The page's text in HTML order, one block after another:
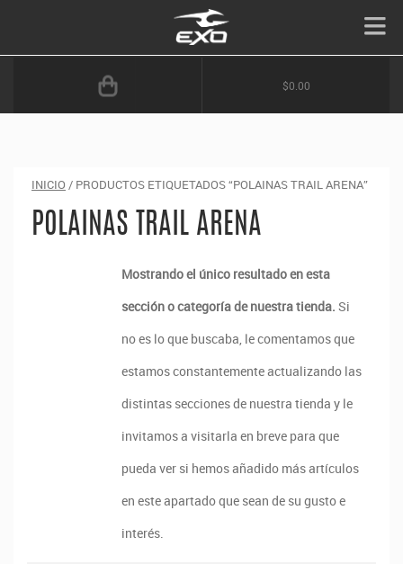
$0.00
INICIO / PRODUCTOS ETIQUETADOS “POLAINAS TRAIL ARENA”
POLAINAS TRAIL ARENA
Mostrando el único resultado en esta
sección o categoría de nuestra tienda. Si
no es lo que buscaba, le comentamos que
estamos constantemente actualizando las
distintas secciones de nuestra tienda y le
invitamos a visitarla en breve para que
pueda ver si hemos añadido más artículos
en este apartado que sean de su gusto e
interés.